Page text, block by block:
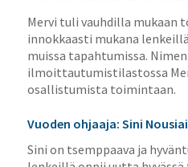
Mervi tuli vauhdilla mukaan
innokkaasti mukana
muissa tapahtumissa.
ilmoittautumistilastossa
osallistumista toimintaan.
Vuoden ohjaaja: Sini
Sini on tsemppaava ja